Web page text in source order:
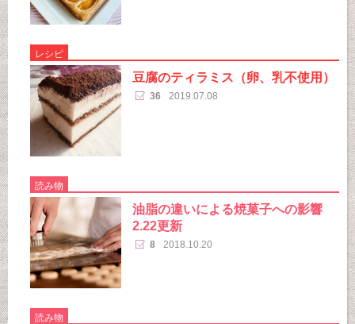
レシピ
豆腐のティラミス（卵、乳不使用）
36 2019.07.08
読み物
油脂の違いによる焼菓子への影響
2.22更新
8 2018.10.20
読み物